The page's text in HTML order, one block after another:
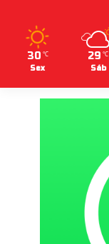
30 ℃
Sex
29 ℃
Sáb